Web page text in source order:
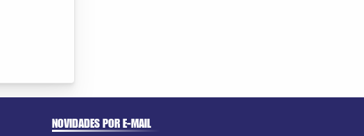
NOVIDADES POR E-MAIL